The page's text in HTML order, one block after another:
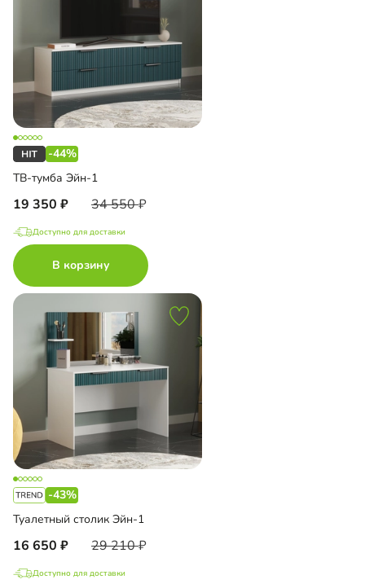
-44%
ТВ-тумба Эйн-1
19 350 34 550
Доступно для доставки
В корзину
-43%
Туалетный столик Эйн-1
16 650 29 210
Доступно для доставки